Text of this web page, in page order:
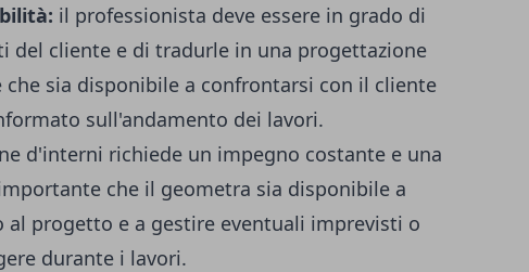
il professionista deve essere in grado di
del cliente e di tradurle in una progettazione
che sia disponibile a confrontarsi con il cliente
sull'andamento dei lavori.
d'interni richiede un impegno costante e una
che il geometra sia disponibile a
al progetto e a gestire eventuali imprevisti o
durante i lavori.